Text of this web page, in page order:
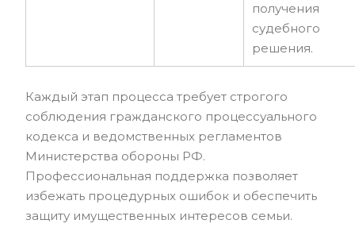
получения
судебного
решения.
Каждый этап процесса требует строгого
соблюдения гражданского процессуального
кодекса и ведомственных регламентов
Министерства обороны РФ.
Профессиональная поддержка позволяет
избежать процедурных ошибок и обеспечить
защиту имущественных интересов семьи.